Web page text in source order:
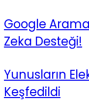
Google
Zeka Desteği!
Yunusların
Keşfedildi